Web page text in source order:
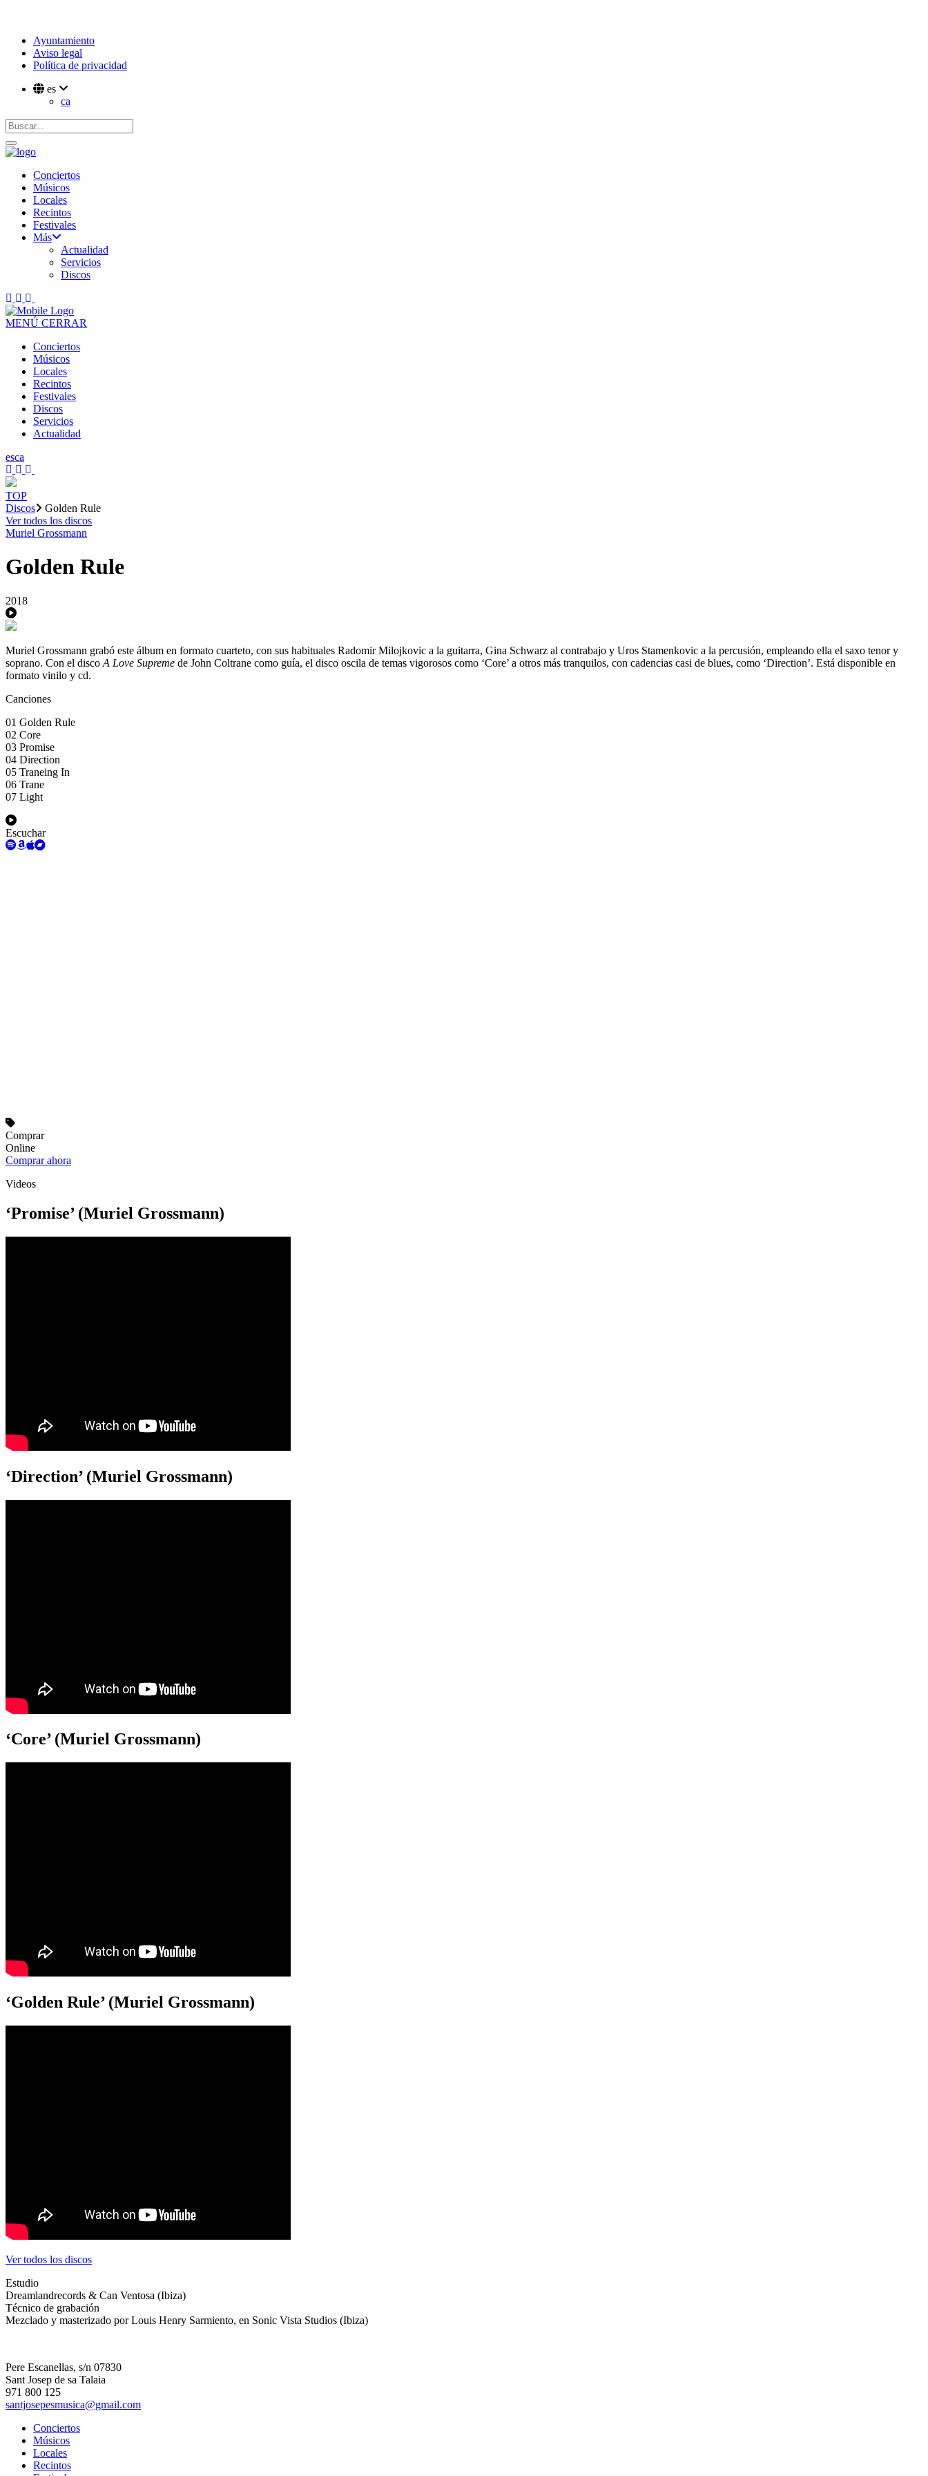
Ayuntamiento
Aviso legal
Política de privacidad
es
ca
Conciertos
Músicos
Locales
Recintos
Festivales
Más
Actualidad
Servicios
Discos
MENÚ CERRAR
Conciertos
Músicos
Locales
Recintos
Festivales
Discos
Servicios
Actualidad
esca
TOP
Discos
Golden Rule
Ver todos los discos
Muriel Grossmann
Golden Rule
2018
Muriel Grossmann grabó este álbum en formato cuarteto, con sus habituales Radomir Milojkovic a la guitarra, Gina Schwarz al contrabajo y Uros Stamenkovic a la percusión, empleando ella el saxo tenor y
soprano. Con el disco A Love Supreme de John Coltrane como guía, el disco oscila de temas vigorosos como ‘Core’ a otros más tranquilos, con cadencias casi de blues, como ‘Direction’. Está disponible en
formato vinilo y cd.
Canciones
01 Golden Rule
02 Core
03 Promise
04 Direction
05 Traneing In
06 Trane
07 Light
Escuchar
Comprar
Online
Comprar ahora
Videos
‘Promise’ (Muriel Grossmann)
‘Direction’ (Muriel Grossmann)
‘Core’ (Muriel Grossmann)
‘Golden Rule’ (Muriel Grossmann)
Ver todos los discos
Estudio
Dreamlandrecords & Can Ventosa (Ibiza)
Técnico de grabación
Mezclado y masterizado por Louis Henry Sarmiento, en Sonic Vista Studios (Ibiza)
Pere Escanellas, s/n 07830
Sant Josep de sa Talaia
971 800 125
santjosepesmusica@gmail.com
Conciertos
Músicos
Locales
Recintos